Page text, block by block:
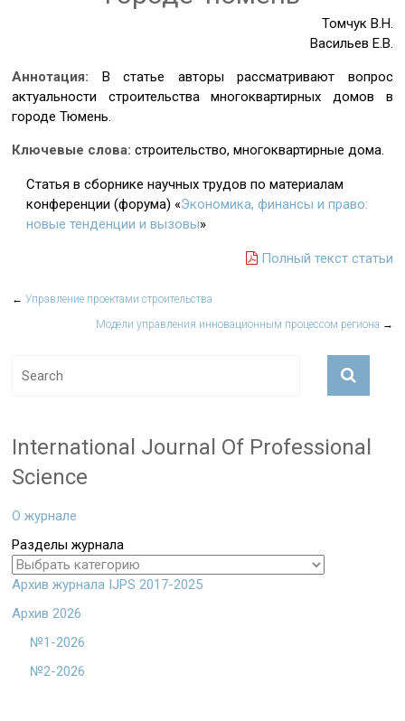
Томчук В.Н.
Васильев Е.В.
Аннотация: В статье авторы рассматривают вопрос
актуальности строительства многоквартирных домов в
городе Тюмень.
Ключевые слова:строительство, многоквартирные дома.
Статья в сборнике научных трудов по материалам
конференции (форума) «Экономика, финансы и право:
новые тенденции и вызовы»
Полный текст статьи
← Управление проектами строительства
Модели управления инновационным процессом региона →
International Journal Of Professional
Science
О журнале
Разделы журнала
Архив журнала IJPS 2017-2025
Архив 2026
№1-2026
№2-2026